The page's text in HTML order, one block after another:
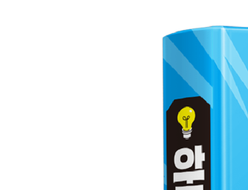
배경만 흑백 이미지로 만들기
드래그 방식으로 흑백 정도 조
03 인물을 돋보이게 하는 블러
이미지에 블러 효과 적용하기
드래그 방식으로 블러 수정하기
조정 기능으로 추가 보정하기
알아두기·인물을 돋보이게 만